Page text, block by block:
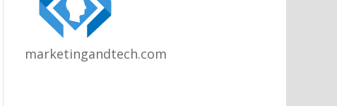
marketingandtech.com